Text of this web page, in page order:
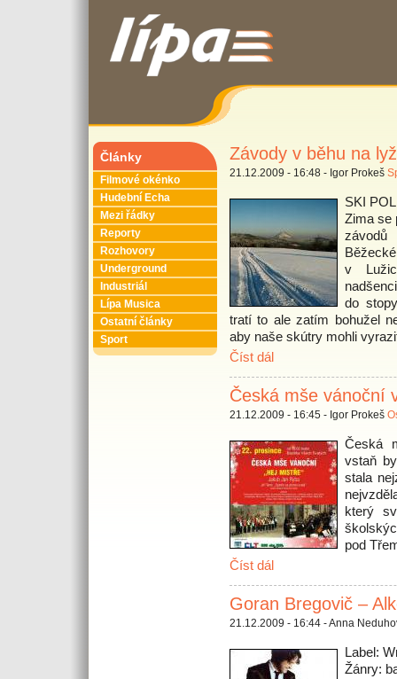
Závody v běhu na
21.12.2009 - 16:48 - Igor Prokeš
SKI
Zima se
v
do
tratí to ale zatím bohužel
aby naše skútry mohli
Číst dál
Česká mše vánoční
21.12.2009 - 16:45 - Igor Prokeš
Česká
vstaň
stala
který
pod
Číst dál
Goran Bregovič –
21.12.2009 - 16:44 - Anna
Label:
Žánry:
Články
Filmové okénko
Hudební Echa
Mezi řádky
Reporty
Rozhovory
Underground
Industriál
Lípa Musica
Ostatní články
Sport